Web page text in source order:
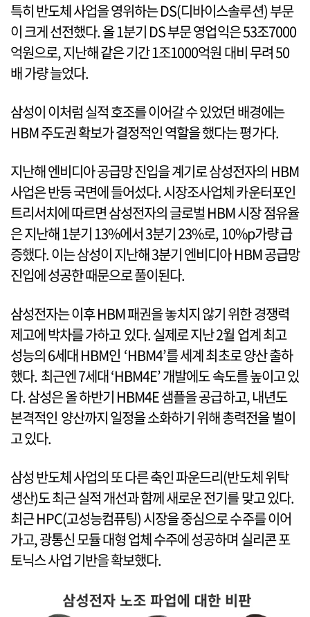
특히 반도체 사업을 영위하는 DS(디바이스솔루션) 부문
이 크게 선전했다. 올 1분기 DS 부문 영업익은 53조7000
억원으로, 지난해 같은 기간 1조1000억원 대비 무려 50
배 가량 늘었다.
삼성이 이처럼 실적 호조를 이어갈 수 있었던 배경에는
HBM 주도권 확보가 결정적인 역할을 했다는 평가다.
지난해 엔비디아 공급망 진입을 계기로 삼성전자의 HBM
사업은 반등 국면에 들어섰다. 시장조사업체 카운터포인
트리서치에 따르면 삼성전자의 글로벌 HBM 시장 점유율
은 지난해 1분기 13%에서 3분기 23%로, 10%p가량 급
증했다. 이는 삼성이 지난해 3분기 엔비디아 HBM 공급망
진입에 성공한 때문으로 풀이된다.
삼성전자는 이후 HBM 패권을 놓치지 않기 위한 경쟁력
제고에 박차를 가하고 있다. 실제로 지난 2월 업계 최고
성능의 6세대 HBM인 ‘HBM4’를 세계 최초로 양산 출하
했다. 최근엔 7세대 ‘HBM4E’ 개발에도 속도를 높이고 있
다. 삼성은 올 하반기 HBM4E 샘플을 공급하고, 내년도
본격적인 양산까지 일정을 소화하기 위해 총력전을 벌이
고 있다.
삼성 반도체 사업의 또 다른 축인 파운드리(반도체 위탁
생산)도 최근 실적 개선과 함께 새로운 전기를 맞고 있다.
최근 HPC(고성능컴퓨팅) 시장을 중심으로 수주를 이어
가고, 광통신 모듈 대형 업체 수주에 성공하며 실리콘 포
토닉스 사업 기반을 확보했다.